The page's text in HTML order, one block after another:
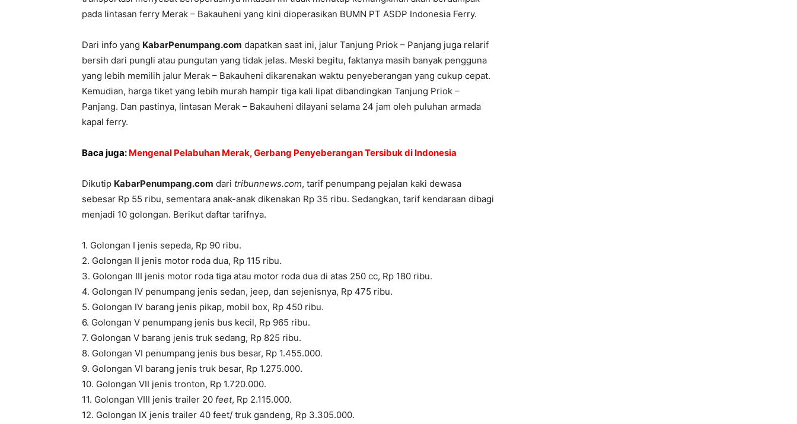
pada lintasan ferry Merak – Bakauheni yang kini dioperasikan BUMN PT ASDP Indonesia Ferry.
Dari info yang KabarPenumpang.com dapatkan saat ini, jalur Tanjung Priok – Panjang juga relarif
bersih dari pungli atau pungutan yang tidak jelas. Meski begitu, faktanya masih banyak pengguna
yang lebih memilih jalur Merak – Bakauheni dikarenakan waktu penyeberangan yang cukup cepat.
Kemudian, harga tiket yang lebih murah hampir tiga kali lipat dibandingkan Tanjung Priok –
Panjang. Dan pastinya, lintasan Merak – Bakauheni dilayani selama 24 jam oleh puluhan armada
kapal ferry.
Baca juga: Mengenal Pelabuhan Merak, Gerbang Penyeberangan Tersibuk di Indonesia
Dikutip KabarPenumpang.com dari tribunnews.com, tarif penumpang pejalan kaki dewasa
sebesar Rp 55 ribu, sementara anak-anak dikenakan Rp 35 ribu. Sedangkan, tarif kendaraan dibagi
menjadi 10 golongan. Berikut daftar tarifnya.
1. Golongan I jenis sepeda, Rp 90 ribu.
2. Golongan II jenis motor roda dua, Rp 115 ribu.
3. Golongan III jenis motor roda tiga atau motor roda dua di atas 250 cc, Rp 180 ribu.
4. Golongan IV penumpang jenis sedan, jeep, dan sejenisnya, Rp 475 ribu.
5. Golongan IV barang jenis pikap, mobil box, Rp 450 ribu.
6. Golongan V penumpang jenis bus kecil, Rp 965 ribu.
7. Golongan V barang jenis truk sedang, Rp 825 ribu.
8. Golongan VI penumpang jenis bus besar, Rp 1.455.000.
9. Golongan VI barang jenis truk besar, Rp 1.275.000.
10. Golongan VII jenis tronton, Rp 1.720.000.
11. Golongan VIII jenis trailer 20 feet, Rp 2.115.000.
12. Golongan IX jenis trailer 40 feet/ truk gandeng, Rp 3.305.000.